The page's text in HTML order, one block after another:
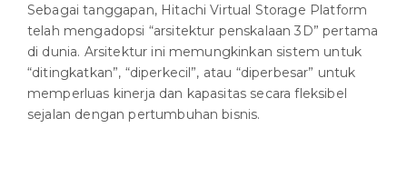
Sebagai tanggapan, Hitachi Virtual Storage Platform
telah mengadopsi “arsitektur penskalaan 3D” pertama
di dunia. Arsitektur ini memungkinkan sistem untuk
“ditingkatkan”, “diperkecil”, atau “diperbesar” untuk
memperluas kinerja dan kapasitas secara fleksibel
sejalan dengan pertumbuhan bisnis.